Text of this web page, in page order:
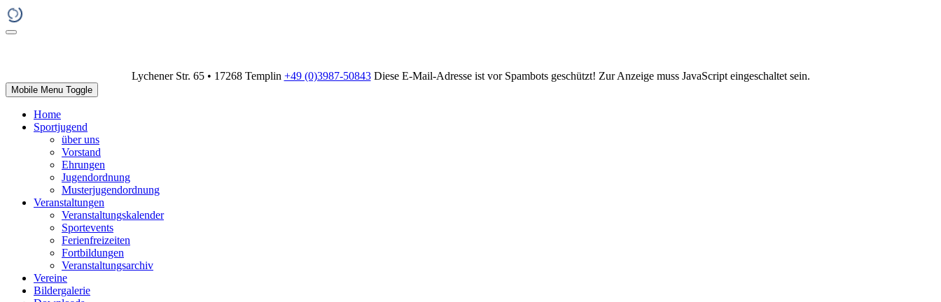
Lychener Str. 65 • 17268 Templin +49 (0)3987-50843 Diese E-Mail-Adresse ist vor Spambots geschützt! Zur Anzeige muss JavaScript eingeschaltet sein.
Mobile Menu Toggle
Home
Sportjugend
über uns
Vorstand
Ehrungen
Jugendordnung
Musterjugendordnung
Veranstaltungen
Veranstaltungskalender
Sportevents
Ferienfreizeiten
Fortbildungen
Veranstaltungsarchiv
Vereine
Bildergalerie